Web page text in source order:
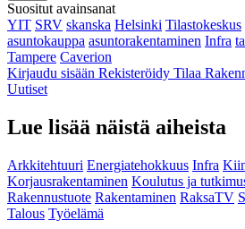
Suositut avainsanat
YIT SRV skanska Helsinki Tilastokeskus
asuntokauppa asuntorakentaminen Infra
Tampere Caverion
Kirjaudu sisään Rekisteröidy Tilaa
Uutiset
Lue lisää näistä aiheista
Arkkitehtuuri Energiatehokkuus Infra
Korjausrakentaminen Koulutus ja
Rakennustuote Rakentaminen RaksaTV
Talous Työelämä